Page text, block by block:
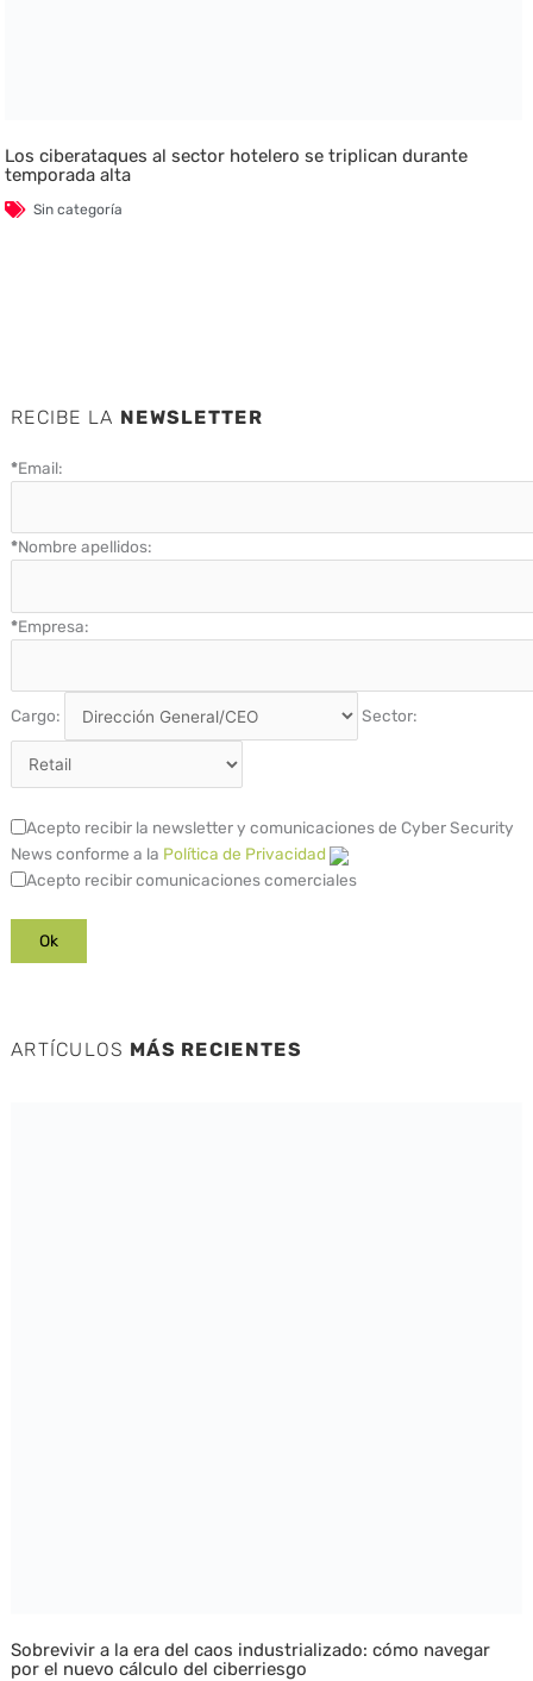
Los ciberataques al sector hotelero se triplican durante
temporada alta
Sin categoría
RECIBE LA NEWSLETTER
*Email:
*Nombre apellidos:
*Empresa:
Cargo: Sector:
Acepto recibir la newsletter y comunicaciones de Cyber Security
News conforme a la Política de Privacidad
Acepto recibir comunicaciones comerciales
ARTÍCULOS MÁS RECIENTES
Sobrevivir a la era del caos industrializado: cómo navegar
por el nuevo cálculo del ciberriesgo